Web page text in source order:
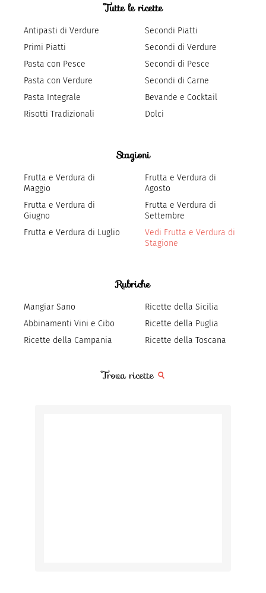
Tutte le ricette
Antipasti di Verdure
Primi Piatti
Pasta con Pesce
Pasta con Verdure
Pasta Integrale
Risotti Tradizionali
Secondi Piatti
Secondi di Verdure
Secondi di Pesce
Secondi di Carne
Bevande e Cocktail
Dolci
Stagioni
Frutta e Verdura di
Maggio
Frutta e Verdura di
Giugno
Frutta e Verdura di Luglio
Frutta e Verdura di
Agosto
Frutta e Verdura di
Settembre
Vedi Frutta e Verdura di
Stagione
Rubriche
Mangiar Sano
Abbinamenti Vini e Cibo
Ricette della Campania
Ricette della Sicilia
Ricette della Puglia
Ricette della Toscana
Trova ricette